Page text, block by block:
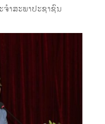
າສະພາປະຊາຊົນ